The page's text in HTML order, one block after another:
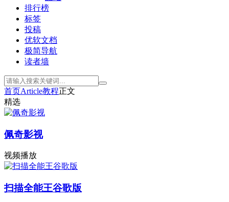
排行榜
标签
投稿
优软文档
极简导航
读者墙
首页Article教程正文
精选
佩奇影视
视频播放
扫描全能王谷歌版